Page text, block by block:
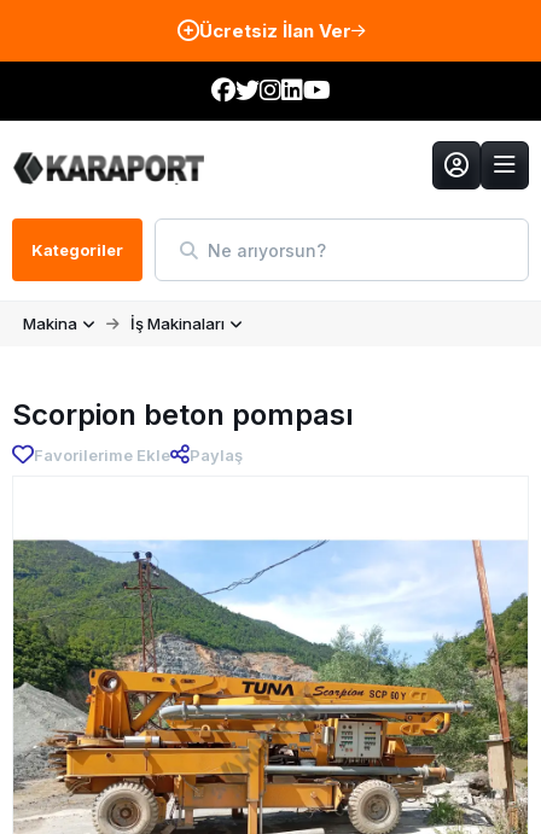
Ücretsiz İlan Ver
Kategoriler Ne arıyorsun?
Makina İş Makinaları
Scorpion beton pompası
Favorilerime Ekle Paylaş